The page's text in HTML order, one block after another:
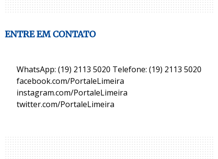
ENTRE EM CONTATO
WhatsApp: (19) 2113 5020 Telefone: (19) 2113 5020
facebook.com/PortaleLimeira
instagram.com/PortaleLimeira
twitter.com/PortaleLimeira